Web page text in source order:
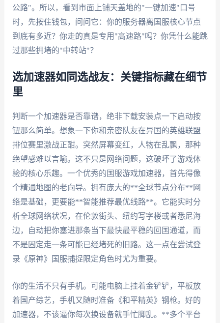
公路"。所以，看到市面上铺天盖地的"一键加速"口号
时，先按住钱包，问问它：你的服务器离国服核心节点
到底有多近？你走的真是专用"高速路"吗？你凭什么能跳
过那些拥堵的"中转站"？
选加速器如同选战友：关键指标藏在细节
里
判断一个加速器是否靠谱，绝非下载安装点一下启动按
钮那么简单。想象一下你和亲密队友在异国的英雄联盟
排位赛里激战正酣。突然屏幕变红，人物在乱飘，那种
绝望感难以言喻。这不只是网络问题，这破坏了游戏体
验的核心乐趣。一个优秀的国服游戏加速器，首先得像
个精通地图的老向导。拥有庞大的**全球节点分布**网
络是基础，更要能**智能推荐最优线路**。它能实时分
析全球网络状况，在伦敦街头、纽约写字楼或者悉尼海
边，自动把你塞进那条当下最快最平稳的回国通道，而
不是固定走一条可能已经堵死的旧路。这一点在尝试登
录《原神》国服捕捉限定角色时尤为重要。
你的生活不只有手机。可能电脑上挂着金铲铲，平板放
着国产综艺，手机又随时准备《和平精英》钢枪。好的
加速器，不该逼你每次换设备就手忙脚乱。**多个平台